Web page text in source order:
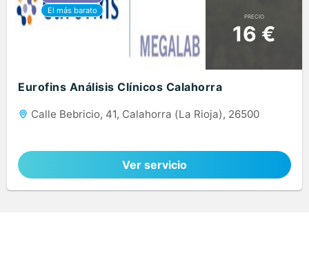
PRECIO
16 €
Eurofins Análisis Clínicos Calahorra
Calle Bebricio, 41, Calahorra (La Rioja), 26500
Ver servicio